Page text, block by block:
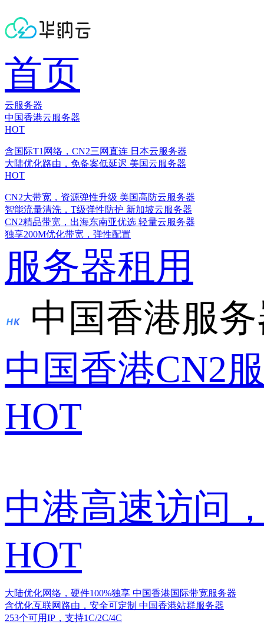
首页
云服务器
中国香港云服务器
HOT
含国际T1网络，CN2三网直连 日本云服务器
大陆优化路由，免备案低延迟 美国云服务器
HOT
CN2大带宽，资源弹性升级 美国高防云服务器
智能流量清洗，T级弹性防护 新加坡云服务器
CN2精品带宽，出海东南亚优选 轻量云服务器
独享200M优化带宽，弹性配置
服务器租用
中国香港服
中国香港CN2
HOT
中港高速访问
HOT
大陆优化网络，硬件100%独享 中国香港国际带宽服务器
含优化互联网路由，安全可定制 中国香港站群服务器
253个可用IP，支持1C/2C/4C